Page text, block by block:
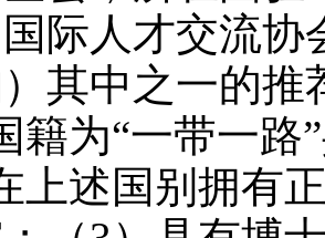
际人才交流协
其中之一的推
籍为“一带一
上述国别拥有